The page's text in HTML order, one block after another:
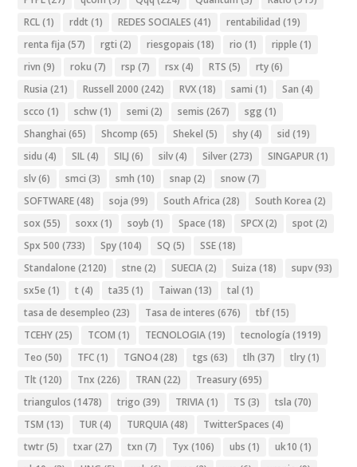
RCL(1) rddt (1) REDES SOCIALES (41) rentabilidad (19)
renta fija (57) rgti (2) riesgopais (18) rio (1) ripple (1)
rivn (9) roku (7) rsp (7) rsx (4) RTS (5) rty(6)
Rusia (21) Russell 2000 (242) RVX(18) sami (1) San (4)
scco (1) schw(1) semi (2) semis (267) sgg (1)
Shanghai (65) Shcomp (65) Shekel (5) shy(4) sid (19)
sidu (4) SIL(4) SILJ (6) silv(4) Silver(273) SINGAPUR(1)
slv(6) smci (3) smh (10) snap (2) snow(7)
SOFTWARE(48) soja (99) South Africa (28) South Korea (2)
sox (55) soxx (1) soyb (1) Space (18) SPCX(2) spot (2)
Spx 500 (733) Spy(104) SQ (5) SSE(18)
Standalone (2120) stne (2) SUECIA(2) Suiza (18) supv(93)
sx5e (1) t (4) ta35 (1) Taiwan (13) tal (1)
tasa de desempleo (23) Tasa de interes (676) tbf(15)
TCEHY(25) TCOM (1) TECNOLOGIA(19) tecnología (1919)
Teo (50) TFC(1) TGNO4(28) tgs (63) tlh (37) tlry(1)
Tlt (120) Tnx (226) TRAN (22) Treasury(695)
triangulos (1478) trigo (39) TRIVIA(1) TS (3) tsla (70)
TSM (13) TUR(4) TURQUIA(48) TwitterSpaces (4)
twtr(5) txar(27) txn (7) Tyx (106) ubs (1) uk10 (1)